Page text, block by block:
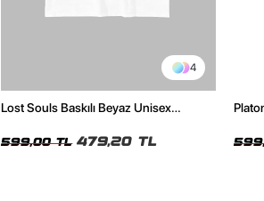
4
Lost Souls Baskılı Beyaz Unisex
599,00 TL 479,20 TL